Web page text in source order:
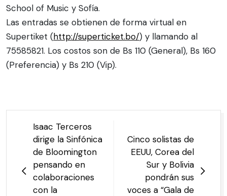
School of Music y Sofía.
Las entradas se obtienen de forma virtual en
Supertiket (http://superticket.bo/) y llamando al
75585821. Los costos son de Bs 110 (General), Bs 160
(Preferencia) y Bs 210 (Vip).
Isaac Terceros
dirige la Sinfónica
de Bloomington
pensando en
colaboraciones
con la
Cinco solistas de
EEUU, Corea del
Sur y Bolivia
pondrán sus
voces a “Gala de